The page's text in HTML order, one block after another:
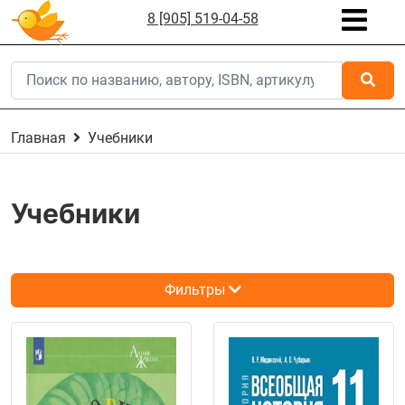
8 [905] 519-04-58
Главная Учебники
Учебники
Фильтры